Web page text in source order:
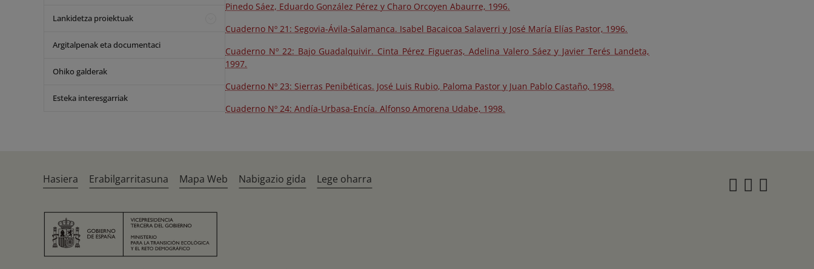
Lankidetza proiektuak
Argitalpenak eta documentaci
Ohiko galderak
Esteka interesgarriak
Pinedo Sáez, Eduardo González Pérez y Charo Orcoyen Abaurre, 1996.
Cuaderno Nº 21: Segovia-Ávila-Salamanca. Isabel Bacaicoa Salaverri y José María Elías Pastor, 1996.
Cuaderno Nº 22: Bajo Guadalquivir. Cinta Pérez Figueras, Adelina Valero Sáez y Javier Terés Landeta,
1997.
Cuaderno Nº 23: Sierras Penibéticas. José Luis Rubio, Paloma Pastor y Juan Pablo Castaño, 1998.
Cuaderno Nº 24: Andía-Urbasa-Encía. Alfonso Amorena Udabe, 1998.
Hasiera Erabilgarritasuna Mapa Web Nabigazio gida Lege oharra Twitter